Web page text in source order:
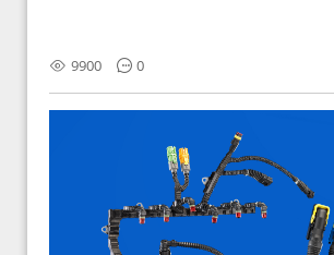
9900 0